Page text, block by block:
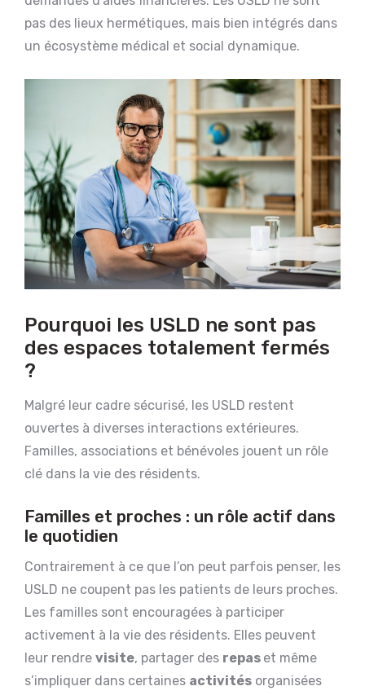
pas des lieux hermétiques, mais bien intégrés dans
un écosystème médical et social dynamique.
Pourquoi les USLD ne sont pas
des espaces totalement fermés
?
Malgré leur cadre sécurisé, les USLD restent
ouvertes à diverses interactions extérieures.
Familles, associations et bénévoles jouent un rôle
clé dans la vie des résidents.
Familles et proches : un rôle actif dans
le quotidien
Contrairement à ce que l’on peut parfois penser, les
USLD ne coupent pas les patients de leurs proches.
Les familles sont encouragées à participer
activement à la vie des résidents. Elles peuvent
leur rendre visite, partager des repas et même
s’impliquer dans certaines activités organisées